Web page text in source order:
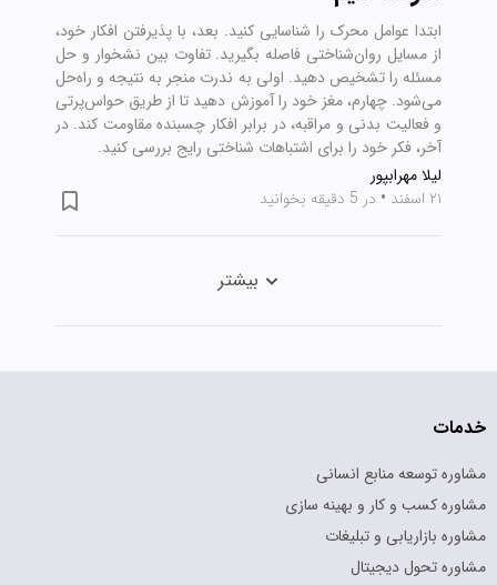
ابتدا عوامل محرک را شناسایی کنید. بعد، با پذیرفتن افکار خود،
از مسایل روان‌شناختی فاصله بگیرید. تفاوت بین نشخوار و حل
مسئله را تشخیص دهید. اولی به ندرت منجر به نتیجه و راه‌حل
می‌شود. چهارم، مغز خود را آموزش دهید تا از طریق حواس‌پرتی
و فعالیت بدنی و مراقبه، در برابر افکار چسبنده مقاومت کند. در
آخر، فکر خود را برای اشتباهات شناختی رایج بررسی کنید.
لیلا مهرابپور
۲۱ اسفند
• در 5 دقیقه بخوانید
بیشتر
خدمات
مشاوره توسعه منابع انسانی
مشاوره کسب و کار و بهینه سازی
مشاوره بازاریابی و تبلیغات
مشاوره تحول دیجیتال